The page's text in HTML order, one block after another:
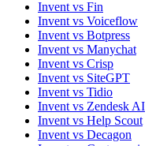
Invent vs Fin
Invent vs Voiceflow
Invent vs Botpress
Invent vs Manychat
Invent vs Crisp
Invent vs SiteGPT
Invent vs Tidio
Invent vs Zendesk AI
Invent vs Help Scout
Invent vs Decagon